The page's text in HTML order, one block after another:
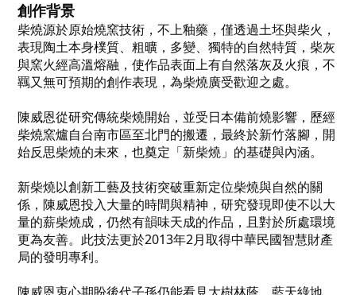
創作背景
柴燒源於原始燒窯技術，不上釉藥，僅透過土坯與柴火，
表現陶土本身樸質、粗曠，多變、獨特的自然特質，柴灰
與窯火經高溫熔融，使作品表面上有自然落灰及火痕，不
羈又無可預期的創作表現，為柴燒廣受歡迎之處。
陳威恩從研究傳統柴燒開始，並受日本備前燒影響，歷經
柴燒窯爐自台南市區至北門的搬遷，最終於新竹落腳，開
始反思柴燒的未來，也奠定「新柴燒」的基礎與內涵。
新柴燒以創新工藝及技術突破重新定位柴燒與自然的關
係，陳威恩投入大量的時間與精神，研究發現即使不以大
量的薪柴燒成，仍然有韻味天成的作品，且對於所處環境
更為友善。此技法更於2013年2月取得中華民國智慧財產
局的發明專利。